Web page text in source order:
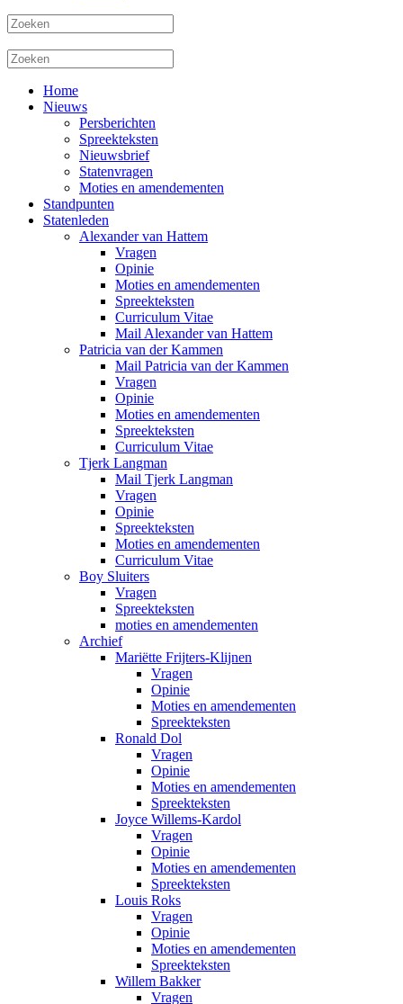
Home
Nieuws
Persberichten
Spreekteksten
Nieuwsbrief
Statenvragen
Moties en amendementen
Standpunten
Statenleden
Alexander van Hattem
Vragen
Opinie
Moties en amendementen
Spreekteksten
Curriculum Vitae
Mail Alexander van Hattem
Patricia van der Kammen
Mail Patricia van der Kammen
Vragen
Opinie
Moties en amendementen
Spreekteksten
Curriculum Vitae
Tjerk Langman
Mail Tjerk Langman
Vragen
Opinie
Spreekteksten
Moties en amendementen
Curriculum Vitae
Boy Sluiters
Vragen
Spreekteksten
moties en amendementen
Archief
Mariëtte Frijters-Klijnen
Vragen
Opinie
Moties en amendementen
Spreekteksten
Ronald Dol
Vragen
Opinie
Moties en amendementen
Spreekteksten
Joyce Willems-Kardol
Vragen
Opinie
Moties en amendementen
Spreekteksten
Louis Roks
Vragen
Opinie
Moties en amendementen
Spreekteksten
Willem Bakker
Vragen